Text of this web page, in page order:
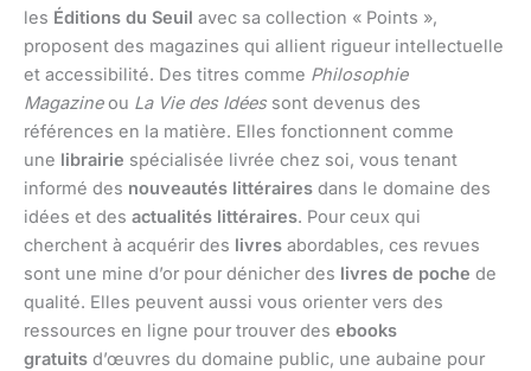
les Éditions du Seuil avec sa collection « Points »,
proposent des magazines qui allient rigueur intellectuelle
et accessibilité. Des titres comme Philosophie
Magazineou La Vie des Idéessont devenus des
références en la matière. Elles fonctionnent comme
une librairie spécialisée livrée chez soi, vous tenant
informé des nouveautés littéraires dans le domaine des
idées et des actualités littéraires. Pour ceux qui
cherchent à acquérir des livres abordables, ces revues
sont une mine d’or pour dénicher des livres de poche de
qualité. Elles peuvent aussi vous orienter vers des
ressources en ligne pour trouver des ebooks
gratuits d’œuvres du domaine public, une aubaine pour